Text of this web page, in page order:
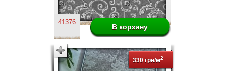
41376
330 грн/м2